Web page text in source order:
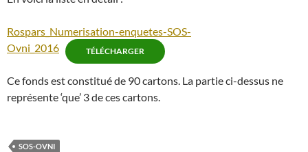
Rospars_Numerisation-enquetes-SOS-
Ovni_2016
TÉLÉCHARGER
Ce fonds est constitué de 90 cartons. La partie ci-dessus ne
représente ‘que’ 3 de ces cartons.
SOS-OVNI